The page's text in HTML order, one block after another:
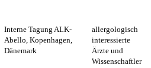
Interne Tagung ALK-
Abello, Kopenhagen,
Dänemark
allergologisch
interessierte
Ärzte und
Wissenschaftler